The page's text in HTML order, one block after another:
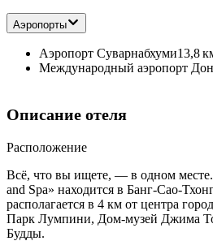
Аэропорты
Аэропорт Суварнабхуми13,8
Международный аэропорт
Описание отеля
Расположение
Всё, что вы ищете, — в одном
and Spa» находится в Банг-Сао-
располагается в 4 км от центра
Парк Лумпини, Дом-музей Джима
Будды.